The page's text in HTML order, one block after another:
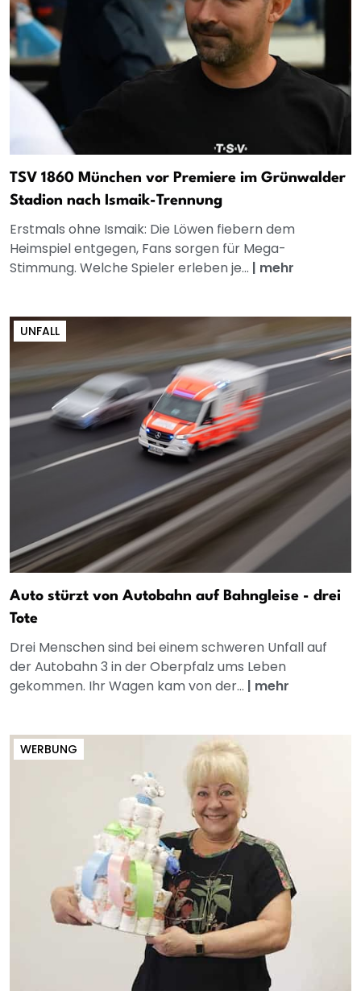
TSV 1860 München vor Premiere im Grünwalder
Stadion nach Ismaik-Trennung
Erstmals ohne Ismaik: Die Löwen fiebern dem
Heimspiel entgegen, Fans sorgen für Mega-
Stimmung. Welche Spieler erleben je... | mehr
UNFALL
Auto stürzt von Autobahn auf Bahngleise - drei
Tote
Drei Menschen sind bei einem schweren Unfall auf
der Autobahn 3 in der Oberpfalz ums Leben
gekommen. Ihr Wagen kam von der... | mehr
WERBUNG